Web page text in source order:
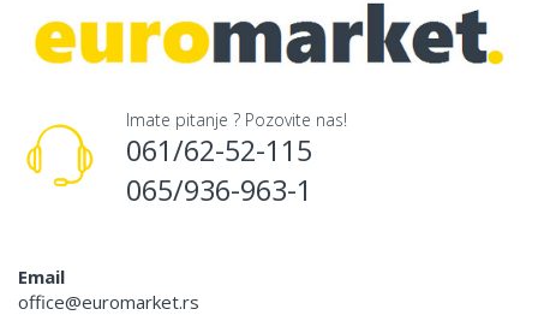
Imate pitanje ? Pozovite nas!
061/62-52-115
065/936-963-1
Email
office@euromarket.rs